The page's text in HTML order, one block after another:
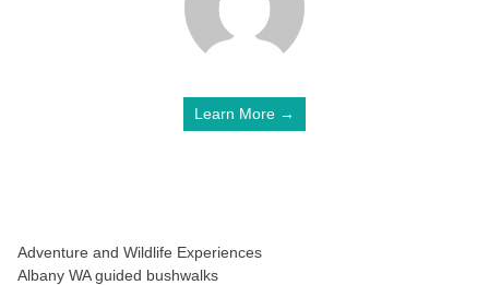
Learn More →
Adventure and Wildlife Experiences
Albany WA guided bushwalks